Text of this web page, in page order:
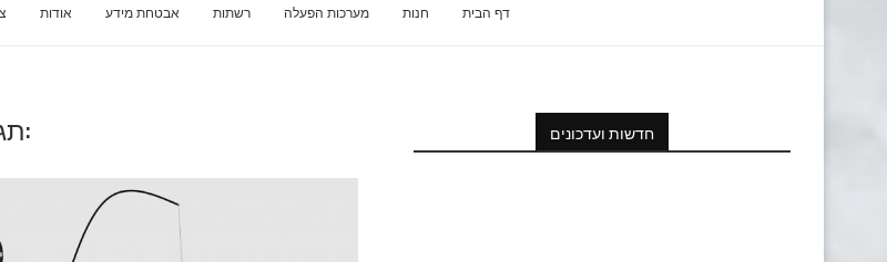
דף הבית חנות מערכות הפעלה רשתות אבטחת מידע אודות
חדשות ועדכונים